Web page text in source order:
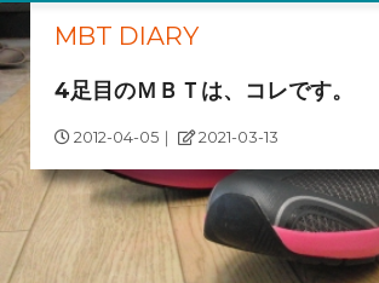
MBT DIARY
4足目のＭＢＴは、コレです。
2012-04-05 ｜ 2021-03-13